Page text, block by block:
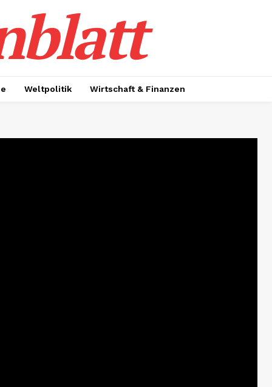
Weltpolitik Wirtschaft & Finanzen